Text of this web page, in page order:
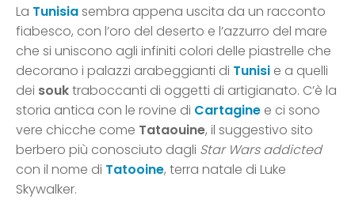
La Tunisiasembra appena uscita da un racconto
fiabesco, con l’oro del deserto e l’azzurro del mare
che si uniscono agli infiniti colori delle piastrelle che
decorano i palazzi arabeggianti di Tunisi e a quelli
dei souktraboccanti di oggetti di artigianato. C’è la
storia antica con le rovine di Cartagine e ci sono
vere chicche come Tataouine, il suggestivo sito
berbero più conosciuto dagli Star Wars addicted
con il nome di Tatooine, terra natale di Luke
Skywalker.